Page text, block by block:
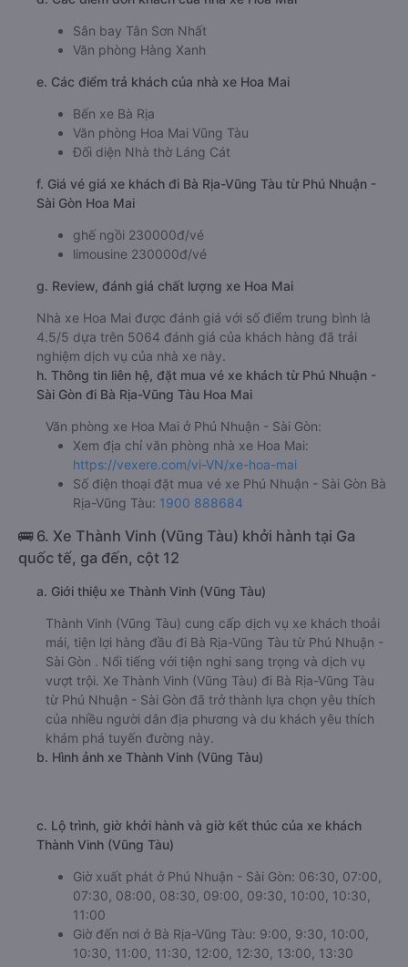
Sân bay Tân Sơn Nhất
Văn phòng Hàng Xanh
e. Các điểm trả khách của nhà xe Hoa Mai
Bến xe Bà Rịa
Văn phòng Hoa Mai Vũng Tàu
Đối diện Nhà thờ Láng Cát
f. Giá vé giá xe khách đi Bà Rịa-Vũng Tàu từ Phú Nhuận -
Sài Gòn Hoa Mai
ghế ngồi 230000đ/vé
limousine 230000đ/vé
g. Review, đánh giá chất lượng xe Hoa Mai
Nhà xe Hoa Mai được đánh giá với số điểm trung bình là
4.5/5 dựa trên 5064 đánh giá của khách hàng đã trải
nghiệm dịch vụ của nhà xe này.
h. Thông tin liên hệ, đặt mua vé xe khách từ Phú Nhuận -
Sài Gòn đi Bà Rịa-Vũng Tàu Hoa Mai
Văn phòng xe Hoa Mai ở Phú Nhuận - Sài Gòn:
Xem địa chỉ văn phòng nhà xe Hoa Mai:
https://vexere.com/vi-VN/xe-hoa-mai
Số điện thoại đặt mua vé xe Phú Nhuận - Sài Gòn Bà
Rịa-Vũng Tàu: 1900 888684
🚌 6. Xe Thành Vinh (Vũng Tàu) khởi hành tại Ga
quốc tế, ga đến, cột 12
a. Giới thiệu xe Thành Vinh (Vũng Tàu)
Thành Vinh (Vũng Tàu) cung cấp dịch vụ xe khách thoải
mái, tiện lợi hàng đầu đi Bà Rịa-Vũng Tàu từ Phú Nhuận -
Sài Gòn . Nổi tiếng với tiện nghi sang trọng và dịch vụ
vượt trội. Xe Thành Vinh (Vũng Tàu) đi Bà Rịa-Vũng Tàu
từ Phú Nhuận - Sài Gòn đã trở thành lựa chọn yêu thích
của nhiều người dân địa phương và du khách yêu thích
khám phá tuyến đường này.
b. Hình ảnh xe Thành Vinh (Vũng Tàu)
c. Lộ trình, giờ khởi hành và giờ kết thúc của xe khách
Thành Vinh (Vũng Tàu)
Giờ xuất phát ở Phú Nhuận - Sài Gòn: 06:30, 07:00,
07:30, 08:00, 08:30, 09:00, 09:30, 10:00, 10:30,
11:00
Giờ đến nơi ở Bà Rịa-Vũng Tàu: 9:00, 9:30, 10:00,
10:30, 11:00, 11:30, 12:00, 12:30, 13:00, 13:30